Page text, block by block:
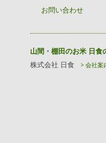
お問い合わせ
山間・棚田のお米 日食
株式会社 日食
> 会社案